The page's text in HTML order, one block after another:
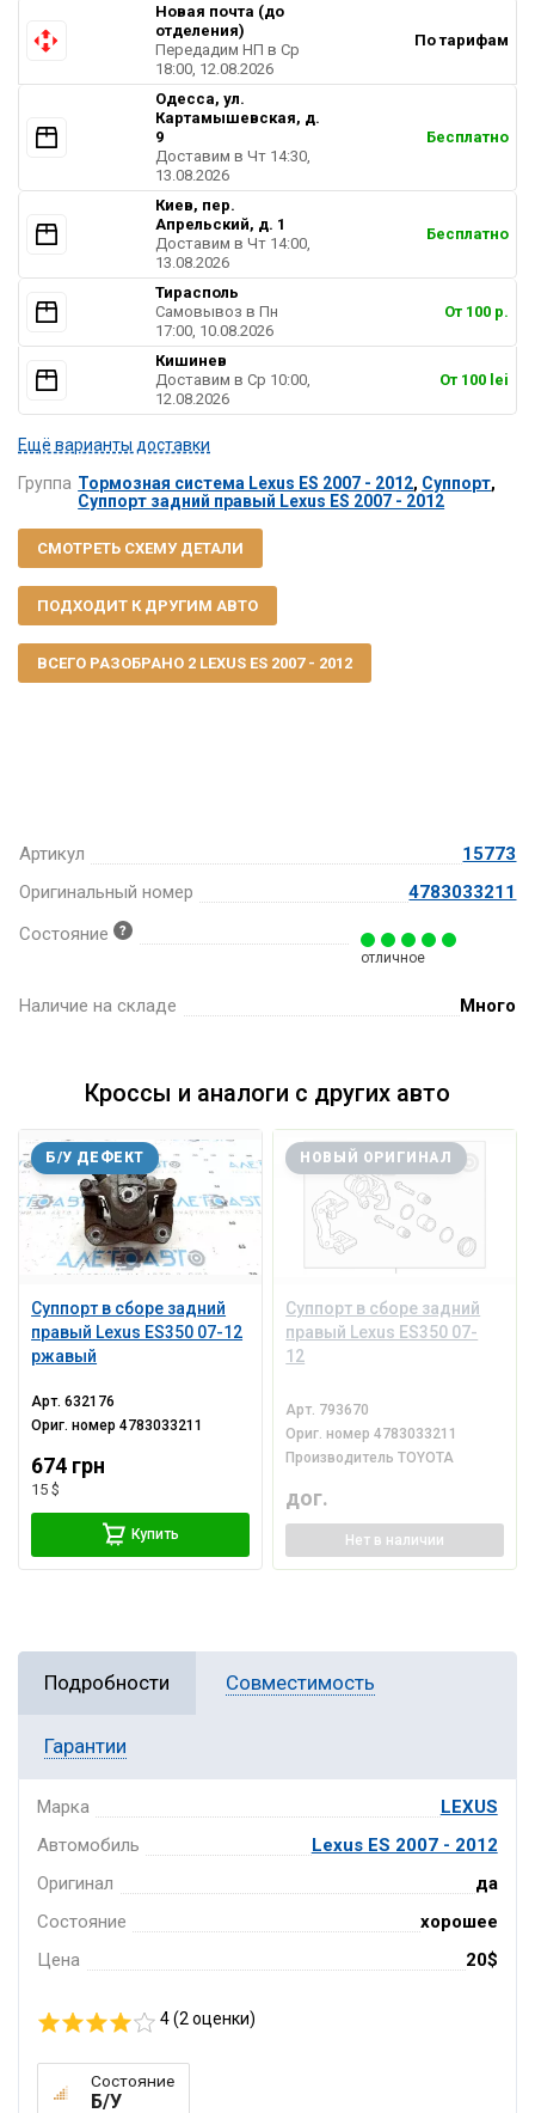
Артикул
15773
Оригинальный номер
4783033211
Состояние
отличное
Наличие на складе Много
Новая почта (до
отделения)
Передадим НП в Ср
18:00, 12.08.2026
По тарифам
Одесса, ул.
Картамышевская, д.
9
Доставим в Чт 14:30,
13.08.2026
Бесплатно
Киев, пер.
Апрельский, д. 1
Доставим в Чт 14:00,
13.08.2026
Бесплатно
Тирасполь
Самовывоз в Пн
17:00, 10.08.2026
От 100 р.
Кишинев
Доставим в Ср 10:00,
12.08.2026
От 100 lei
Ещё варианты доставки
Группа Тормозная система Lexus ES 2007 - 2012, Суппорт,
Суппорт задний правый Lexus ES 2007 - 2012
СМОТРЕТЬ СХЕМУ ДЕТАЛИ
ПОДХОДИТ К ДРУГИМ АВТО
ВСЕГО РАЗОБРАНО 2 LEXUS ES 2007 - 2012
Кроссы и аналоги с других авто
Суппорт в сборе задний
правый Lexus ES350 07-12
ржавый
Б/У ДЕФЕКТ
Арт.632176
Ориг. номер4783033211
674 грн
15 $
Купить
Суппорт в сборе задний
правый Lexus ES350 07-
12
НОВЫЙ ОРИГИНАЛ
Арт. 793670
Ориг. номер4783033211
ПроизводительTOYOTA
дог.
Нет в наличии
Подробности Совместимость
Гарантии
Марка
LEXUS
Автомобиль
Lexus ES 2007 - 2012
Оригинал
да
Состояние
хорошее
Цена
20$
4 (2оценки)
Состояние
Б/У